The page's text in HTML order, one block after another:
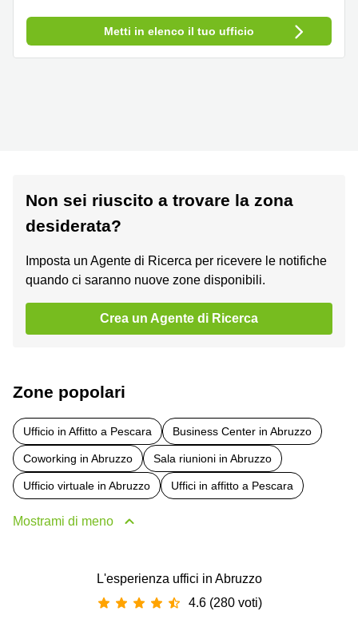
Metti in elenco il tuo ufficio
Non sei riuscito a trovare la zona
desiderata?
Imposta un Agente di Ricerca per ricevere le notifiche
quando ci saranno nuove zone disponibili.
Crea un Agente di Ricerca
Zone popolari
Ufficio in Affitto a Pescara Business Center in Abruzzo
Coworking in Abruzzo Sala riunioni in Abruzzo
Ufficio virtuale in Abruzzo Uffici in affitto a Pescara
Mostrami di meno
L'esperienza uffici in Abruzzo
4.6 (280 voti)